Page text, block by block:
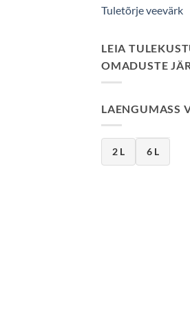
Tuletõrje veevärk
LEIA
OMADUSTE
LAENGUMASS
2 L 6 L